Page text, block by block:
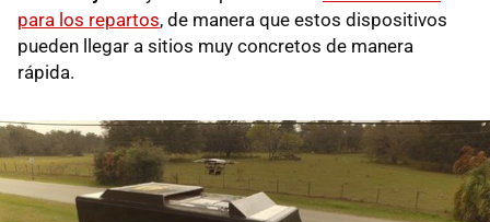
para los repartos, de manera que estos dispositivos
pueden llegar a sitios muy concretos de manera
rápida.